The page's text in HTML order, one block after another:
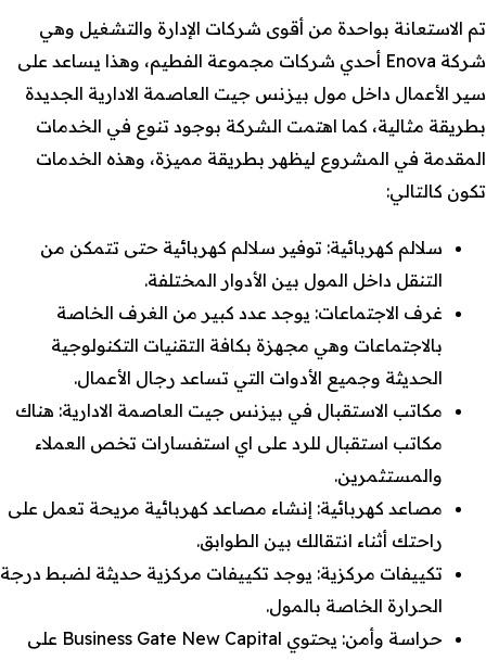
تم الاستعانة بواحدة من أقوى شركات الإدارة والتشغيل وهي
شركة Enova أحدي شركات مجموعة الفطيم، وهذا يساعد على
سير الأعمال داخل مول بيزنس جيت العاصمة الادارية الجديدة
بطريقة مثالية، كما اهتمت الشركة بوجود تنوع في الخدمات
المقدمة في المشروع ليظهر بطريقة مميزة، وهذه الخدمات
تكون كالتالي:
سلالم كهربائية: توفير سلالم كهربائية حتى تتمكن من
التنقل داخل المول بين الأدوار المختلفة.
غرف الاجتماعات: يوجد عدد كبير من الغرف الخاصة
بالاجتماعات وهي مجهزة بكافة التقنيات التكنولوجية
الحديثة وجميع الأدوات التي تساعد رجال الأعمال.
مكاتب الاستقبال في بيزنس جيت العاصمة الادارية: هناك
مكاتب استقبال للرد على اي استفسارات تخص العملاء
والمستثمرين.
مصاعد كهربائية: إنشاء مصاعد كهربائية مريحة تعمل على
راحتك أثناء انتقالك بين الطوابق.
تكييفات مركزية: يوجد تكييفات مركزية حديثة لضبط درجة
الحرارة الخاصة بالمول.
حراسة وأمن: يحتوي Business Gate New Capital على